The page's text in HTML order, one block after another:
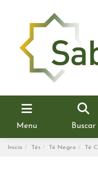
Menu Buscar
Inicio Tés Té Negro Té